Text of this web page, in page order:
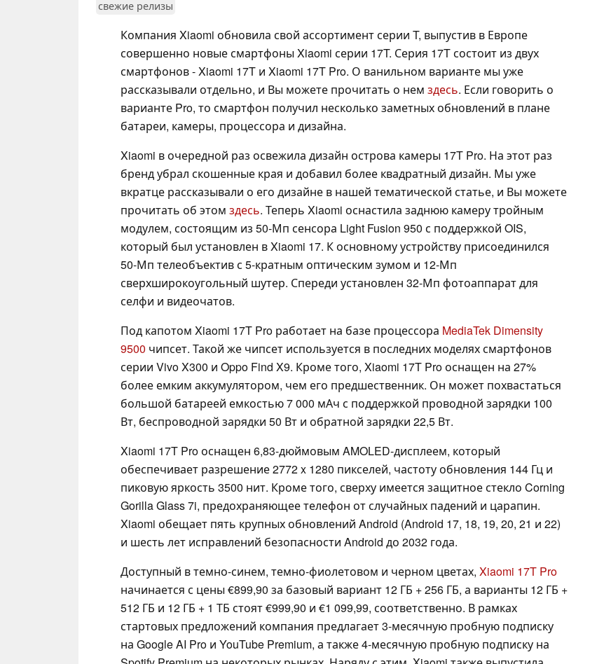
свежие релизы
Компания Xiaomi обновила свой ассортимент серии T, выпустив в Европе
совершенно новые смартфоны Xiaomi серии 17T. Серия 17T состоит из двух
смартфонов - Xiaomi 17T и Xiaomi 17T Pro. О ванильном варианте мы уже
рассказывали отдельно, и Вы можете прочитать о нем здесь. Если говорить о
варианте Pro, то смартфон получил несколько заметных обновлений в плане
батареи, камеры, процессора и дизайна.
Xiaomi в очередной раз освежила дизайн острова камеры 17T Pro. На этот раз
бренд убрал скошенные края и добавил более квадратный дизайн. Мы уже
вкратце рассказывали о его дизайне в нашей тематической статье, и Вы можете
прочитать об этом здесь. Теперь Xiaomi оснастила заднюю камеру тройным
модулем, состоящим из 50-Мп сенсора Light Fusion 950 с поддержкой OIS,
который был установлен в Xiaomi 17. К основному устройству присоединился
50-Мп телеобъектив с 5-кратным оптическим зумом и 12-Мп
сверхширокоугольный шутер. Спереди установлен 32-Мп фотоаппарат для
селфи и видеочатов.
Под капотом Xiaomi 17T Pro работает на базе процессора MediaTek Dimensity
9500 чипсет. Такой же чипсет используется в последних моделях смартфонов
серии Vivo X300 и Oppo Find X9. Кроме того, Xiaomi 17T Pro оснащен на 27%
более емким аккумулятором, чем его предшественник. Он может похвастаться
большой батареей емкостью 7 000 мАч с поддержкой проводной зарядки 100
Вт, беспроводной зарядки 50 Вт и обратной зарядки 22,5 Вт.
Xiaomi 17T Pro оснащен 6,83-дюймовым AMOLED-дисплеем, который
обеспечивает разрешение 2772 x 1280 пикселей, частоту обновления 144 Гц и
пиковую яркость 3500 нит. Кроме того, сверху имеется защитное стекло Corning
Gorilla Glass 7i, предохраняющее телефон от случайных падений и царапин.
Xiaomi обещает пять крупных обновлений Android (Android 17, 18, 19, 20, 21 и 22)
и шесть лет исправлений безопасности Android до 2032 года.
Доступный в темно-синем, темно-фиолетовом и черном цветах, Xiaomi 17T Pro
начинается с цены €899,90 за базовый вариант 12 ГБ + 256 ГБ, а варианты 12 ГБ +
512 ГБ и 12 ГБ + 1 ТБ стоят €999,90 и €1 099,99, соответственно. В рамках
стартовых предложений компания предлагает 3-месячную пробную подписку
на Google AI Pro и YouTube Premium, а также 4-месячную пробную подписку на